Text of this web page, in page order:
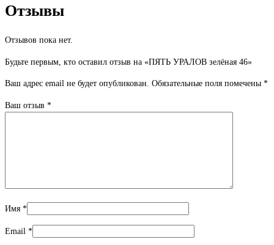
Отзывы
Отзывов пока нет.
Будьте первым, кто оставил отзыв на «ПЯТЬ УРАЛОВ зелёная 46»
Ваш адрес email не будет опубликован. Обязательные поля помечены *
Ваш отзыв *
Имя *
Email *